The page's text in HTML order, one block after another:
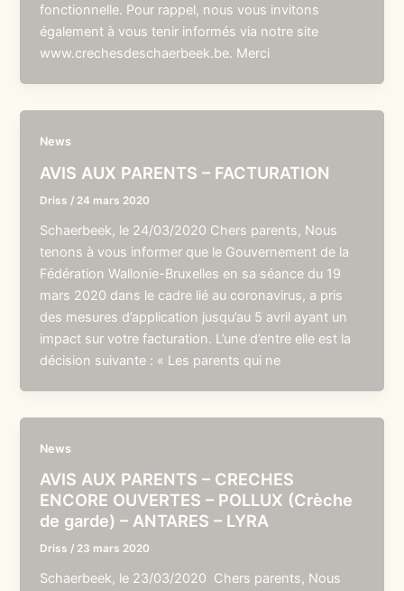
fonctionnelle. Pour rappel, nous vous invitons
également à vous tenir informés via notre site
www.crechesdeschaerbeek.be. Merci
News
AVIS AUX PARENTS – FACTURATION
Driss / 24 mars 2020
Schaerbeek, le 24/03/2020 Chers parents, Nous
tenons à vous informer que le Gouvernement de la
Fédération Wallonie-Bruxelles en sa séance du 19
mars 2020 dans le cadre lié au coronavirus, a pris
des mesures d’application jusqu’au 5 avril ayant un
impact sur votre facturation. L’une d’entre elle est la
décision suivante : « Les parents qui ne
News
AVIS AUX PARENTS – CRECHES
ENCORE OUVERTES – POLLUX (Crèche
de garde) – ANTARES – LYRA
Driss / 23 mars 2020
Schaerbeek, le 23/03/2020 Chers parents, Nous